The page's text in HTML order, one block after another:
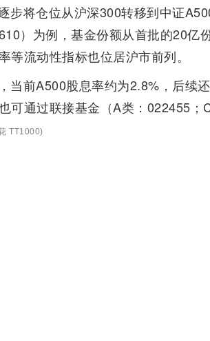
步将仓位从沪深300转移到中证
）为例，基金份额从首批的20亿
流动性指标也位居沪市前列。
当前A500股息率约为2.8%，后续
可通过联接基金（A类：022455；
TT1000)